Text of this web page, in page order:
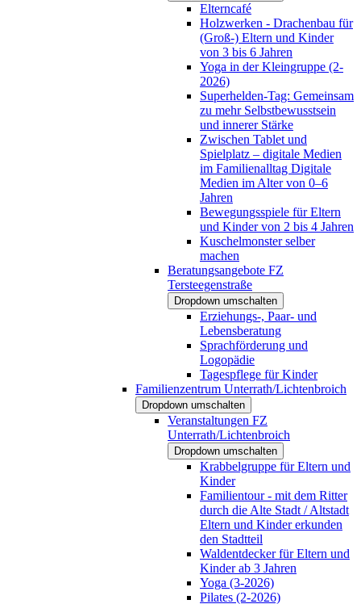
Elterncafé
Holzwerken - Drachenbau für
(Groß-) Eltern und Kinder
von 3 bis 6 Jahren
Yoga in der Kleingruppe (2-
2026)
Superhelden-Tag: Gemeinsam
zu mehr Selbstbewusstsein
und innerer Stärke
Zwischen Tablet und
Spielplatz – digitale Medien
im Familienalltag Digitale
Medien im Alter von 0–6
Jahren
Bewegungsspiele für Eltern
und Kinder von 2 bis 4 Jahren
Kuschelmonster selber
machen
Beratungsangebote FZ
Tersteegenstraße
Dropdown umschalten
Erziehungs-, Paar- und
Lebensberatung
Sprachförderung und
Logopädie
Tagespflege für Kinder
Familienzentrum Unterrath/Lichtenbroich
Dropdown umschalten
Veranstaltungen FZ
Unterrath/Lichtenbroich
Dropdown umschalten
Krabbelgruppe für Eltern und
Kinder
Familientour - mit dem Ritter
durch die Alte Stadt / Altstadt
Eltern und Kinder erkunden
den Stadtteil
Waldentdecker für Eltern und
Kinder ab 3 Jahren
Yoga (3-2026)
Pilates (2-2026)